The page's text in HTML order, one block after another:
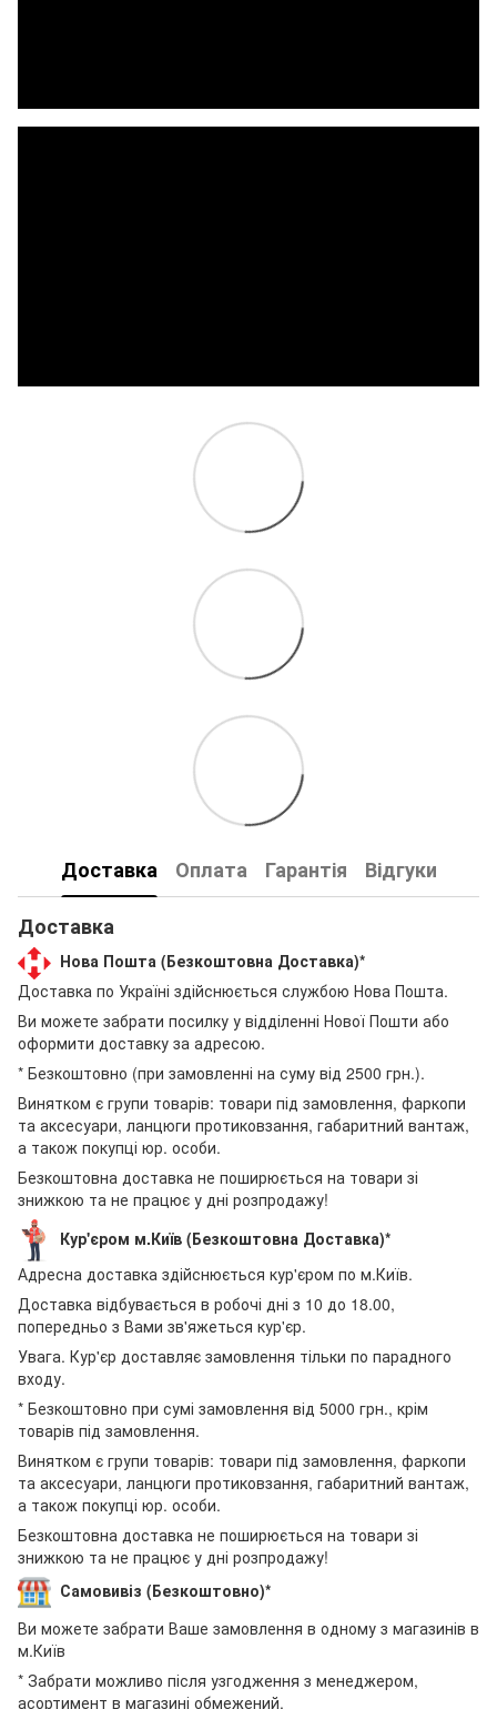
Доставка Оплата Гарантія
Відгуки
Доставка
Нова Пошта (Безкоштовна Доставка)*
Доставка по Україні здійснюється службою Нова Пошта.
Ви можете забрати посилку у відділенні Нової Пошти або
оформити доставку за адресою.
* Безкоштовно (при замовленні на суму від 2500 грн.).
Винятком є групи товарів: товари під замовлення, фаркопи
та аксесуари, ланцюги протиковзання, габаритний вантаж,
а також покупці юр. особи.
Безкоштовна доставка не поширюється на товари зі
знижкою та не працює у дні розпродажу!
Кур'єром м.Київ (Безкоштовна Доставка)*
Адресна доставка здійснюється кур'єром по м.Київ.
Доставка відбувається в робочі дні з 10 до 18.00,
попередньо з Вами зв'яжеться кур'єр.
Увага. Кур'єр доставляє замовлення тільки по парадного
входу.
* Безкоштовно при сумі замовлення від 5000 грн., крім
товарів під замовлення.
Винятком є групи товарів: товари під замовлення, фаркопи
та аксесуари, ланцюги протиковзання, габаритний вантаж,
а також покупці юр. особи.
Безкоштовна доставка не поширюється на товари зі
знижкою та не працює у дні розпродажу!
Самовивіз (Безкоштовно)*
Ви можете забрати Ваше замовлення в одному з магазинів в
м.Київ
* Забрати можливо після узгодження з менеджером,
асортимент в магазині обмежений.